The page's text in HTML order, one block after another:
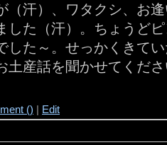
汗）、ワタクシ、お
した（汗）。ちょうど
した～。せっかくきて
土産話を聞かせてくだ
() | Edit